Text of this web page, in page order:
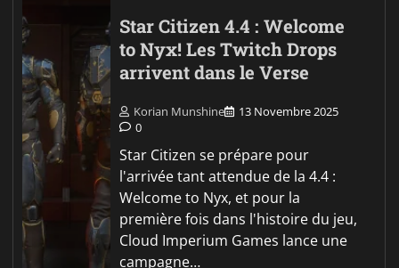
Star Citizen 4.4 : Welcome
to Nyx! Les Twitch Drops
arrivent dans le Verse
Korian Munshine
13 Novembre 2025
0
Star Citizen se prépare pour
l'arrivée tant attendue de la 4.4 :
Welcome to Nyx, et pour la
première fois dans l'histoire du jeu,
Cloud Imperium Games lance une
campagne…